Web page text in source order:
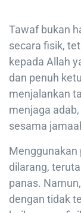
Tawaf bukan
secara fisik,
kepada Allah
dan penuh
menjalankan
menjaga
sesama
dilarang,
panas.
dengan tidak